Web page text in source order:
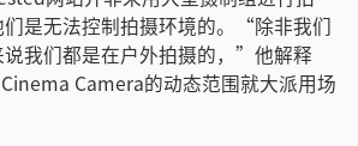
是无法控制拍摄环境的。“除非我们
我们都是在户外拍摄的，”他解释
Camera的动态范围就大派用场